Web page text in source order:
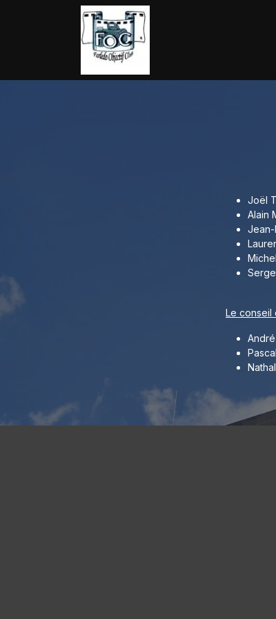
SE RENDRE AU CONTENU
Joël
Alain
Jean-
Le conseil
André